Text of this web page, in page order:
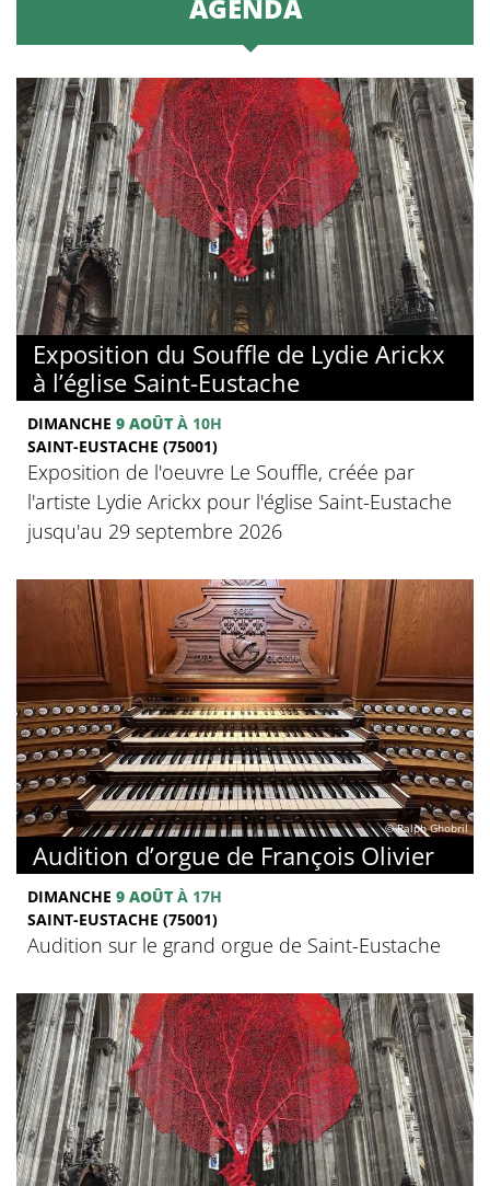
AGENDA
Exposition du Souffle de Lydie Arickx
à l’église Saint-Eustache
DIMANCHE 9 AOÛT À 10H
SAINT-EUSTACHE (75001)
Exposition de l'oeuvre Le Souffle, créée par
l'artiste Lydie Arickx pour l'église Saint-Eustache
jusqu'au 29 septembre 2026
© Ralph Ghobril
Audition d’orgue de François Olivier
DIMANCHE 9 AOÛT À 17H
SAINT-EUSTACHE (75001)
Audition sur le grand orgue de Saint-Eustache